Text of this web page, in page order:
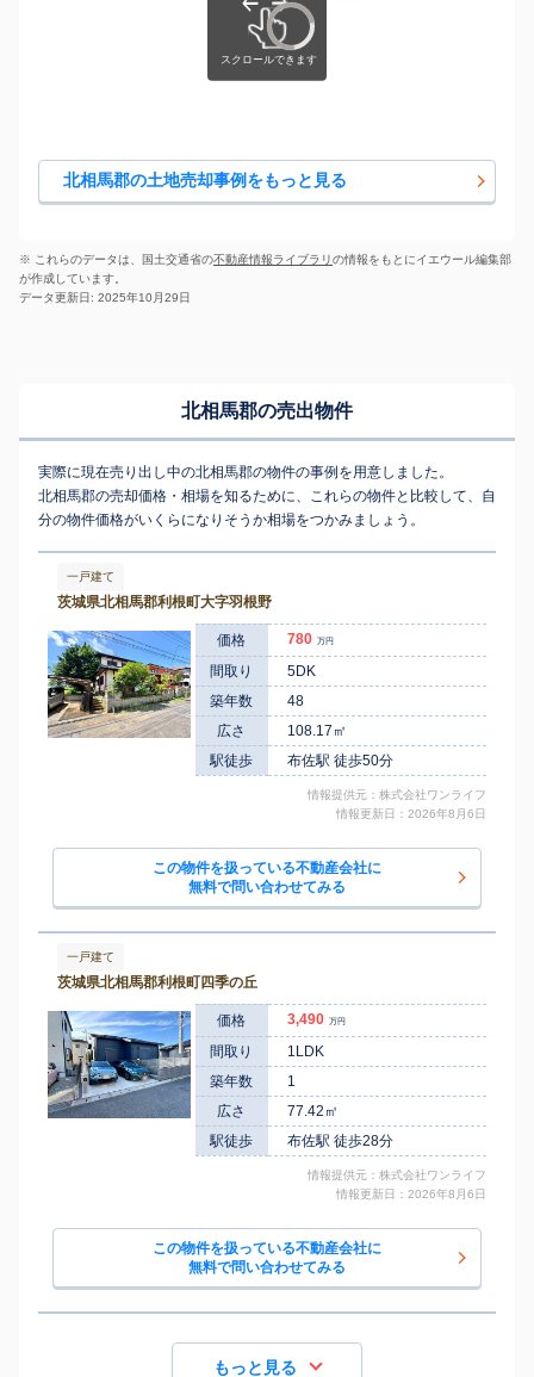
北相馬郡の土地売却事例をもっと見る
※ これらのデータは、国土交通省の不動産情報ライブラリの情報をもとにイエウール編集部
が作成しています。
データ更新日: 2025年10月29日
北相馬郡の売出物件
実際に現在売り出し中の北相馬郡の物件の事例を用意しました。
北相馬郡の売却価格・相場を知るために、これらの物件と比較して、自
分の物件価格がいくらになりそうか相場をつかみましょう。
一戸建て
茨城県北相馬郡利根町大字羽根野
価格 780 万円
間取り
5DK
築年数
48
広さ
108.17㎡
駅徒歩
布佐駅 徒歩50分
情報提供元：株式会社ワンライフ
情報更新日：2026年8月6日
この物件を扱っている不動産会社に
無料で問い合わせてみる
一戸建て
茨城県北相馬郡利根町四季の丘
価格 3,490 万円
間取り
1LDK
築年数
1
広さ
77.42㎡
駅徒歩
布佐駅 徒歩28分
情報提供元：株式会社ワンライフ
情報更新日：2026年8月6日
この物件を扱っている不動産会社に
無料で問い合わせてみる
もっと見る